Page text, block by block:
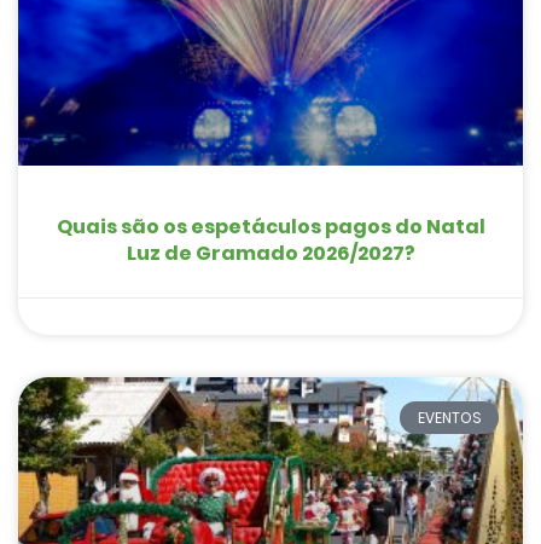
Quais são os espetáculos pagos do Natal
Luz de Gramado 2026/2027?
EVENTOS